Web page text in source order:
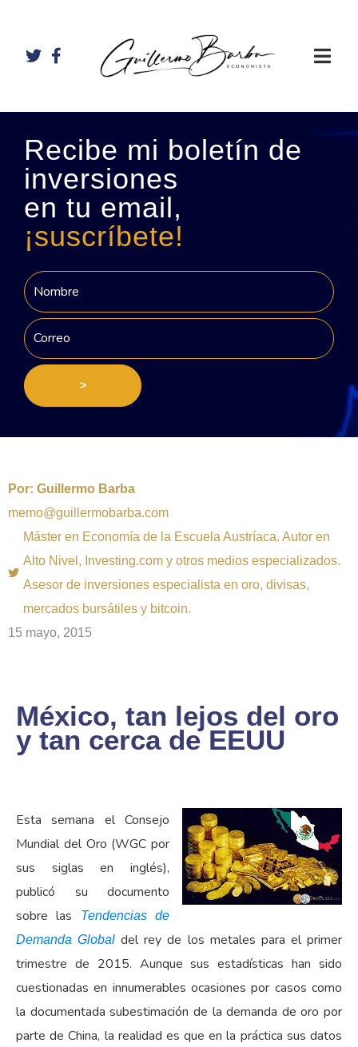
Recibe mi boletín de
inversiones
en tu email,
¡suscríbete!
>
Por: Guillermo Barba
memo@guillermobarba.com
Máster en Economía de la Escuela Austríaca. Autor en
Alto Nivel, Investing.com y otros medios especializados.
Asesor de inversiones especialista en oro, divisas,
mercados bursátiles y bitcoin.
15 mayo, 2015
México, tan lejos del oro
y tan cerca de EEUU
Esta semana el Consejo
Mundial del Oro (WGC por
sus siglas en inglés),
publicó su documento
sobre las
Tendencias de
Demanda Global del rey de los metales para el primer
trimestre de 2015. Aunque sus estadísticas han sido
cuestionadas en innumerables ocasiones por casos como
la documentada subestimación de la demanda de oro por
parte de China, la realidad es que en la práctica sus datos